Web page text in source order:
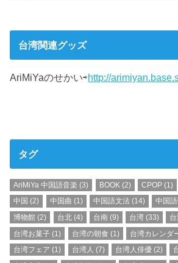
台湾関連グッズ
AriMiYaのせかい⇨http://
タグ
AriMiYa 中国語音楽 (3) BOOK(2) CPOP(1)
中国 (2) 中国曲 (1) 中国語文法 (14) 中国
博物館 (2) 台北(4) 台南 (9) 台湾 (33)
台湾お菓子 (1) 台湾の朝食 (1) 台湾カレンダ
台湾フェア (1) 台湾人 (7) 台湾人俳優(2)